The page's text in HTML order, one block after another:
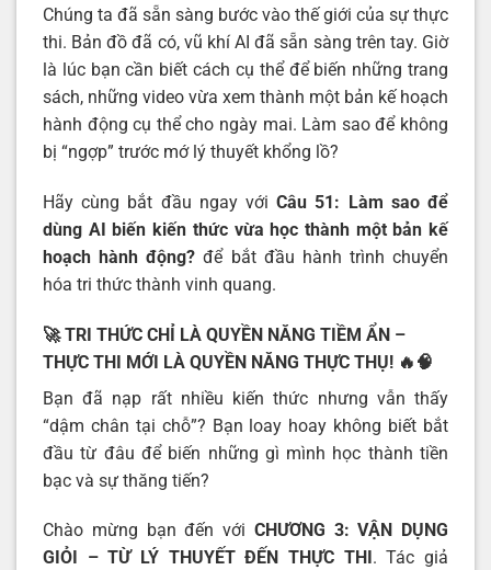
Chúng ta đã sẵn sàng bước vào thế giới của sự thực
thi. Bản đồ đã có, vũ khí AI đã sẵn sàng trên tay. Giờ
là lúc bạn cần biết cách cụ thể để biến những trang
sách, những video vừa xem thành một bản kế hoạch
hành động cụ thể cho ngày mai. Làm sao để không
bị “ngợp” trước mớ lý thuyết khổng lồ?
Hãy cùng bắt đầu ngay vớiCâu 51: Làm sao để
dùng AI biến kiến thức vừa học thành một bản kế
hoạch hành động? để bắt đầu hành trình chuyển
hóa tri thức thành vinh quang.
🚀TRI THỨC CHỈ LÀ QUYỀN NĂNG TIỀM ẨN –
THỰC THI MỚI LÀ QUYỀN NĂNG THỰC THỤ! 🔥🧠
Bạn đã nạp rất nhiều kiến thức nhưng vẫn thấy
“dậm chân tại chỗ”? Bạn loay hoay không biết bắt
đầu từ đâu để biến những gì mình học thành tiền
bạc và sự thăng tiến?
Chào mừng bạn đến với CHƯƠNG 3: VẬN DỤNG
GIỎI – TỪ LÝ THUYẾT ĐẾN THỰC THI . Tác giả